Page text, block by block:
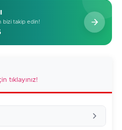
bizi takip edin!
tıklayınız!